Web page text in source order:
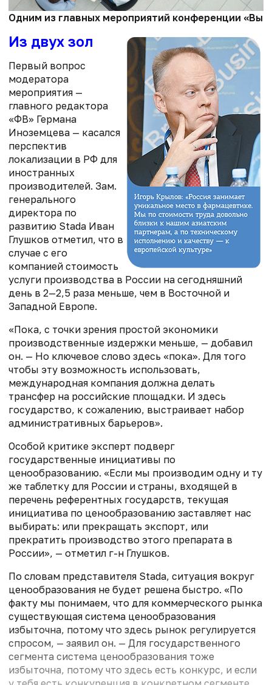
Одним из главных мероприятий конференции
Из двух зол
Первый вопрос
модератора
мероприятия —
главного редактора
«ФВ» Германа
Иноземцева — касался
перспектив
локализации в РФ для
иностранных
производителей. Зам.
генерального
директора по
развитию Stada Иван
Глушков отметил, что в
случае с его
компанией стоимость
услуги производства в России на сегодняшний
день в 2—2,5 раза меньше, чем в Восточной и
Западной Европе.
«Пока, с точки зрения простой экономики
производственные издержки меньше, — добавил
он. — Но ключевое слово здесь «пока». Для того
чтобы эту возможность использовать,
международная компания должна делать
трансфер на российские площадки. И здесь
государство, к сожалению, выстраивает набор
административных барьеров».
Особой критике эксперт подверг
государственные инициативы по
ценообразованию. «Если мы производим одну и ту
же таблетку для России и страны, входящей в
перечень референтных государств, текущая
инициатива по ценообразованию заставляет нас
выбирать: или прекращать экспорт, или
прекратить производство этого препарата в
России», — отметил г-н Глушков.
По словам представителя Stada, ситуация вокруг
ценообразования не будет решена быстро. «По
факту мы понимаем, что для коммерческого рынка
существующая система ценообразования
избыточна, потому что здесь рынок регулируется
спросом, — заявил он. — Для государственного
сегмента система ценообразования тоже
избыточна, потому что здесь есть конкурс, и если